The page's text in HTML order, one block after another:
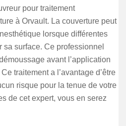
pour traitement
à Orvault. La couverture peut
lorsque différentes
surface. Ce professionnel
avant l’application
traitement a l’avantage d’être
risque pour la tenue de votre
de cet expert, vous en serez